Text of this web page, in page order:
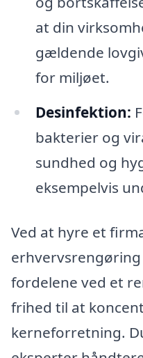
at din
gældende
for miljøet.
Desinfektion:
bakterier og
sundhed og
eksempelvis
Ved at hyre et
erhvervsrengøring
fordelene ved et
frihed til at
kerneforretning.